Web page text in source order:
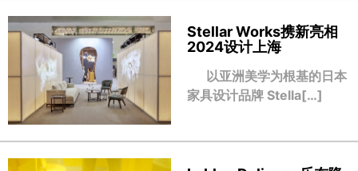
Stellar Works携新亮相
2024设计上海
以亚洲美学为根基的日本
家具设计品牌 Stella[…]